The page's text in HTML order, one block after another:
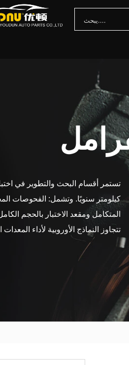
كيلومتر سنويًا. وتشمل: الفحوصات
تتجاوز النماذج الأوروبية لأداء المعدات